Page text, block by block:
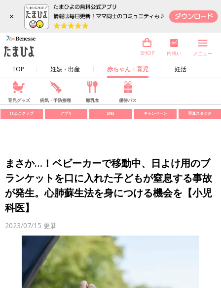
×
TOP 妊娠・出産 赤ちゃん・育児 妊活
SHOP 内祝い メニュー
育児グッズ 病気・予防接種 離乳食 優待パス
ひよこクラブ アプリ SNS キャンペーン 写真スタジオ
まさか…！ベビーカーで移動中、日よけ用のブ
ランケットを口に入れた子どもが窒息する事故
が発生。心肺蘇生法を身につける機会を【小児
科医】
2023/07/15 更新